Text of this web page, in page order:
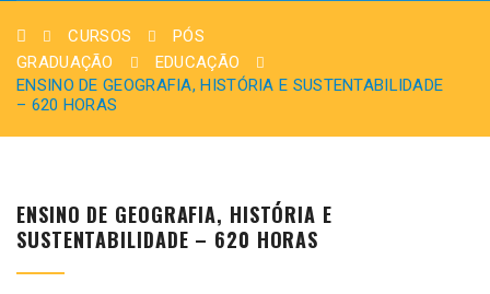
CURSOS
PÓS
GRADUAÇÃO
EDUCAÇÃO
ENSINO DE GEOGRAFIA, HISTÓRIA E SUSTENTABILIDADE
– 620 HORAS
ENSINO DE GEOGRAFIA, HISTÓRIA E
SUSTENTABILIDADE – 620 HORAS